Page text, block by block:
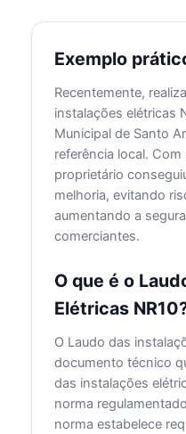
Exemplo
Recentemente,
instalações elétricas
Municipal de Santo
referência local.
proprietário
melhoria, evitando
aumentando a
comerciantes.
O que é o
Elétricas
O Laudo das
documento técnico
das instalações
norma
norma estabelece